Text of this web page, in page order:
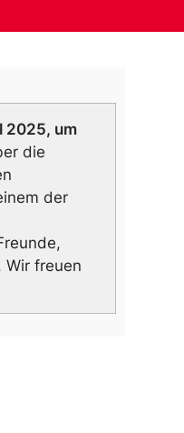
2025, um
die
der
Wir freuen